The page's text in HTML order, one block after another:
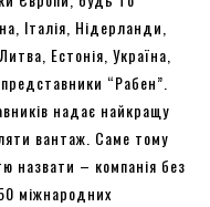
Італія, Нідерланди,
Естонія, Україна,
“Рабен”.
надає найкращу
вантаж. Саме тому
назвати – компанія без
міжнародних